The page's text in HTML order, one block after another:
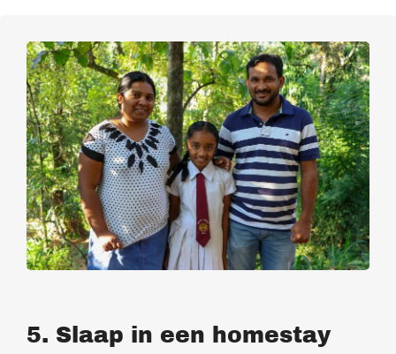
5. Slaap in een homestay